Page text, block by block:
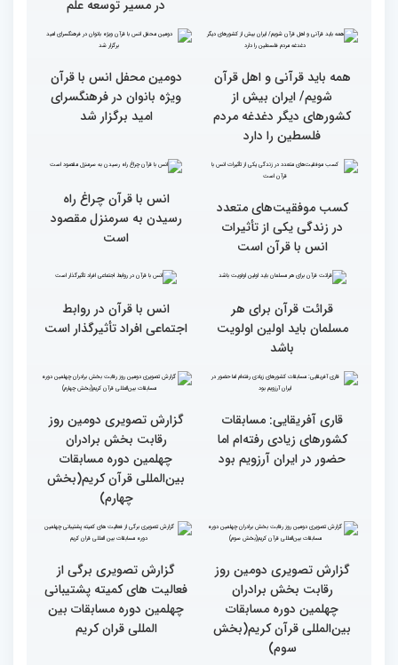
بخش برادران مسابقات
بین‌المللی قرآن کریم
مسابقات قرآن با مساعدت
همه بخش‌های ستاد اجرایی
به خوبی پیش رفته/ اوقاف
همه باید قرآنی و اهل قرآن
شویم/ ایران بیش از
کشورهای دیگر دغدغه مردم
فلسطین را دارد
دومین محفل انس با قرآن
ویژه بانوان در فرهنگسرای
کسب موفقیت‌های متعدد
در زندگی یکی از تأثیرات
انس با قرآن است
انس با قرآن چراغ راه
است
قرائت قرآن برای هر
مسلمان باید اولین اولویت
انس با قرآن در روابط
اجتماعی افراد تأثیرگذار است
کشورهای زیادی رفته‌ام اما
حضور در ایران آرزویم بود
رقابت بخش برادران
چهلمین دوره مسابقات
بین‌المللی قرآن کریم(بخش
چهارم)